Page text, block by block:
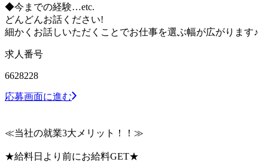
◆今までの経験…etc.
どんどんお話ください!
細かくお話しいただくことでお仕事を選ぶ幅が広がります♪
求人番号
6628228
応募画面に進む
≪当社の就業3大メリット！！≫
★給料日より前にお給料GET★